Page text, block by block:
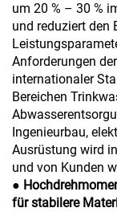
um 20 % – 30 %
und reduziert den
Anforderungen
internationaler
Bereichen
Ingenieurbau,
Ausrüstung wird
und von Kunden
●
für stabilere